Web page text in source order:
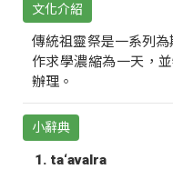
文化介紹
傳統祖靈祭是一系列
作求學濃縮為一天，
辦理。
小辭典
ta‘avalra